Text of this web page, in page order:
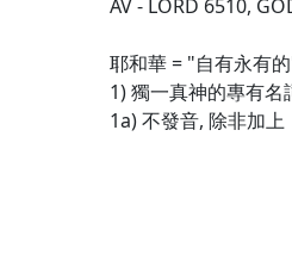
AV - LORD 6510,
耶和華 = "自有永有
1) 獨一真神的專有名
1a) 不發音, 除非加上